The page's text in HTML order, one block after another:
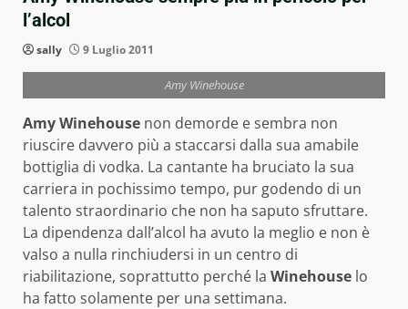
l’alcol
sally 9 Luglio 2011
Amy Winehouse
Amy Winehouse non demorde e sembra non
riuscire davvero più a staccarsi dalla sua amabile
bottiglia di vodka. La cantante ha bruciato la sua
carriera in pochissimo tempo, pur godendo di un
talento straordinario che non ha saputo sfruttare.
La dipendenza dall’alcol ha avuto la meglio e non è
valso a nulla rinchiudersi in un centro di
riabilitazione, soprattutto perché la Winehouse lo
ha fatto solamente per una settimana.